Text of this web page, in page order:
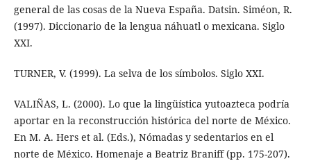
general de las cosas de la Nueva España. Datsin. Siméon, R.
(1997). Diccionario de la lengua náhuatl o mexicana. Siglo
XXI.
TURNER, V. (1999). La selva de los símbolos. Siglo XXI.
VALIÑAS, L. (2000). Lo que la lingüística yutoazteca podría
aportar en la reconstrucción histórica del norte de México.
En M. A. Hers et al. (Eds.), Nómadas y sedentarios en el
norte de México. Homenaje a Beatriz Braniff (pp. 175-207).